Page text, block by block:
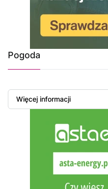
Pogoda
Więcej informacji